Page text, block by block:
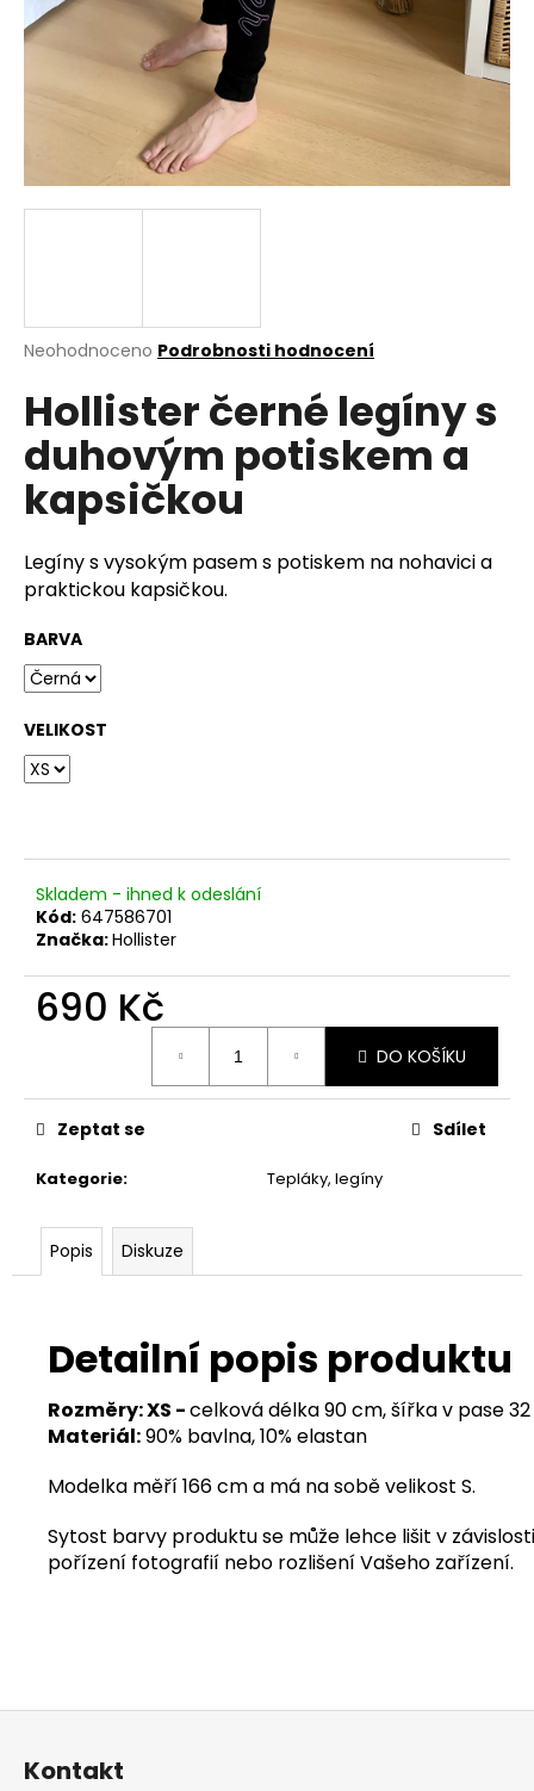
Průměrné
produktu
je
0,0
z
5
hvězdiček.
Neohodnoceno Podrobnosti hodnocení
Hollister černé legíny s
duhovým potiskem a
kapsičkou
Legíny s vysokým pasem s potiskem na nohavici a
praktickou kapsičkou.
BARVA
VELIKOST
Skladem - ihned k odeslání
Kód: 647586701
Značka:Hollister
690 Kč
DO KOŠÍKU
Kategorie: Tepláky, legíny
Zeptat se Sdílet
Popis Diskuze
Detailní popis produktu
Rozměry: XS -celková délka 90 cm, šířka v pase
Materiál:90% bavlna, 10% elastan
Modelka měří 166 cm a má na sobě velikost S.
Sytost barvy produktu se může lehce lišit v
pořízení fotografií nebo rozlišení Vašeho zařízení.
a
o
p
o
r
u
u
j
m
e
Kontakt